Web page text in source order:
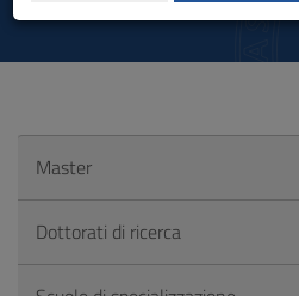
navigazione
sito
Footer
Master
Dottorati di ricerca